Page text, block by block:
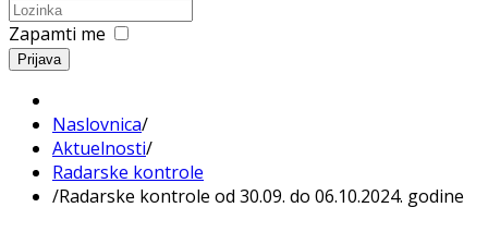
Zapamti me
Prijava
Naslovnica/
Aktuelnosti/
Radarske kontrole
/Radarske kontrole od 30.09. do 06.10.2024. godine